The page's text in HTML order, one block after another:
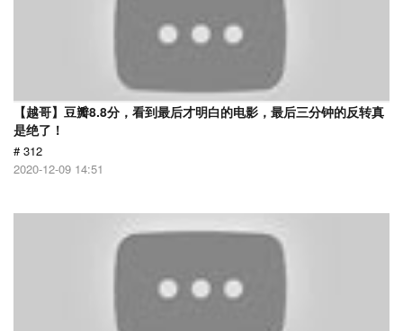
【越哥】豆瓣8.8分，看到最后才明白的电影，最后三分钟的反转真
是绝了！
# 312
2020-12-09 14:51